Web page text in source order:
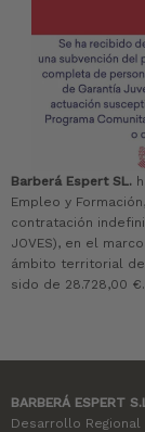
Barberá Espert SL.
Empleo y
contratación
JOVES), en el
ámbito territorial de
sido de 28.728,00 €.
BARBERÁ ESPERT
Desarrollo